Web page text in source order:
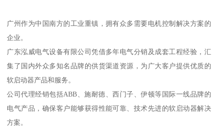
广州作为中国南方的工业重镇，拥有众多需要电机控制解决方案的
企业。
广东泓威电气设备有限公司凭借多年电气分销及成套工程经验，汇
集了国内外众多知名品牌的供货渠道资源，为广大客户提供优质的
软启动器产品和服务。
公司代理经销包括ABB、施耐德、西门子、伊顿等国际一线品牌的
电气产品，确保客户能够获得性能可靠、技术先进的软启动器解决
方案。